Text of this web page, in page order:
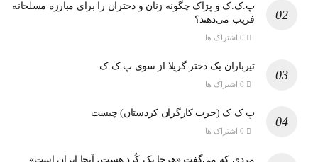
پ.ک.ک و پژاک چگونه زنان و دختران را برای مبارزه مسلحانه
فریب می‌دهند؟
تیرباران یک دختر گریلا از سوی پ.ک.ک
پ ک ک (حزب کارگران کردستان) چیست
مردی که می‌گفت «هرجا یک کُرد هست، آنجا ایران است»